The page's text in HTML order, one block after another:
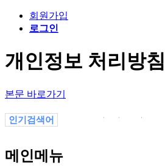
회원가입
로그인
개인정보 처리방침
본문 바로가기
인기검색어
메인메뉴